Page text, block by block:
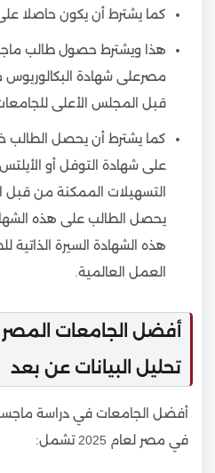
كما يشترط أن يكون حاصلا
هذا ويشترط حصول طالب
مصرعلى شهادة
قبل المجلس الأعلى
كما يشترط أن يحصل الطالب
على شهادة التوفل أو
التسهيلات الممكنة من قبل
يحصل الطالب على هذه
هذه الشهادة السيرة الذاتية
العمل العالمية.
أفضل الجامعات
تحليل البيانات عن بعد
أفضل الجامعات في دراسة
في مصر لعام 2025 تشمل: